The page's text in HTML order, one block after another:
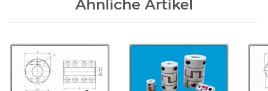
Ähnliche Artikel